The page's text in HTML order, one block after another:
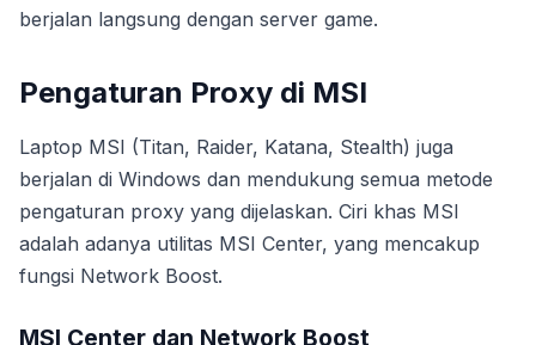
berjalan langsung dengan server game.
Pengaturan Proxy di MSI
Laptop MSI (Titan, Raider, Katana, Stealth) juga
berjalan di Windows dan mendukung semua metode
pengaturan proxy yang dijelaskan. Ciri khas MSI
adalah adanya utilitas MSI Center, yang mencakup
fungsi Network Boost.
MSI Center dan Network Boost